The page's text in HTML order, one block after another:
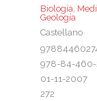
Biología,
Geología
Castellano
978-84-460-
01-11-2007
272